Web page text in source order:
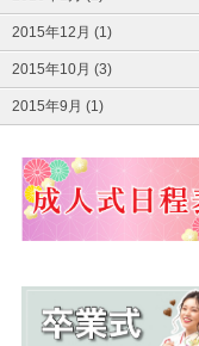
2015年12月 (1)
2015年10月 (3)
2015年9月 (1)